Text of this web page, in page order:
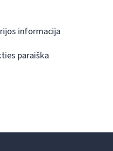
informacija
paraiška